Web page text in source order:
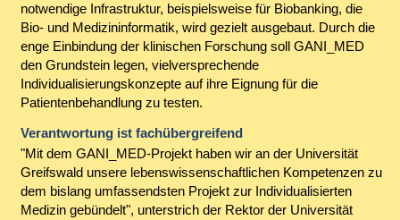
notwendige Infrastruktur, beispielsweise für Biobanking, die
Bio- und Medizininformatik, wird gezielt ausgebaut. Durch die
enge Einbindung der klinischen Forschung soll GANI_MED
den Grundstein legen, vielversprechende
Individualisierungskonzepte auf ihre Eignung für die
Patientenbehandlung zu testen.
Verantwortung ist fachübergreifend
"Mit dem GANI_MED-Projekt haben wir an der Universität
Greifswald unsere lebenswissenschaftlichen Kompetenzen zu
dem bislang umfassendsten Projekt zur Individualisierten
Medizin gebündelt", unterstrich der Rektor der Universität